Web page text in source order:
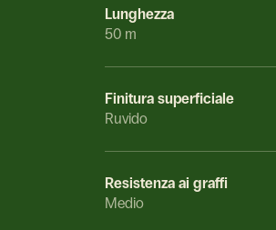
Lunghezza
50 m
Finitura superficiale
Ruvido
Resistenza ai graffi
Medio